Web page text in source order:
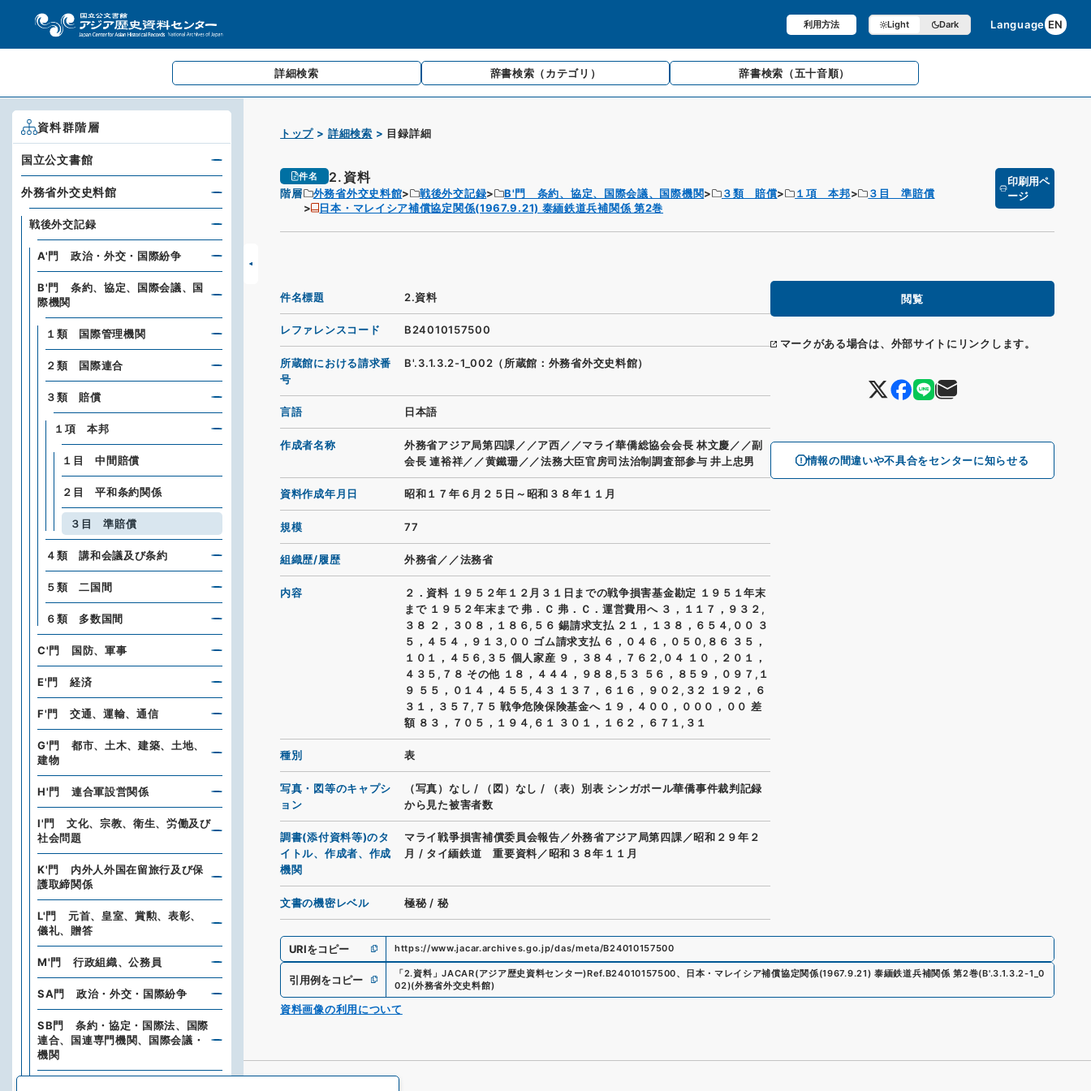
利用方法 Light Dark Language EN
詳細検索 辞書検索 （カテゴリ） 辞書検索 （五十音順）
トップ 詳細検索 目録詳細
件名 2.資料
階層 外務省外交史料館 戦後外交記録 B'門 条約、協定、国際会議、国際機関 ３類 賠償 １項 本邦
３目 準賠償
日本・マレイシア補償協定関係(1967.9.21) 泰緬鉄道兵補関係 第2巻
印刷用ペ
ージ
閲覧
マークがある場合は、外部サイトにリンクします。
情報の間違いや不具合をセンターに知らせる
件名標題 2.資料
レファレンスコード B24010157500
所蔵館における請求番
号
B'.3.1.3.2-1_002（所蔵館：外務省外交史料館）
言語 日本語
作成者名称
外務省アジア局第四課／／ア西／／マライ華僑総協会会長 林文慶／／副
会長 連裕祥／／黄鐵珊／／法務大臣官房司法治制調査部参与 井上忠男
資料作成年月日 昭和１７年６月２５日～昭和３８年１１月
規模 77
組織歴/履歴 外務省／／法務省
内容
２．資料 １９５２年１２月３１日までの戦争損害基金勘定 １９５１年末
まで １９５２年末まで 弗．Ｃ 弗．Ｃ．運営費用へ ３，１１７，９３２,
３８ ２，３０８，１８６,５６ 錫請求支払 ２１，１３８，６５４,００ ３
５，４５４，９１３,００ ゴム請求支払 ６，０４６，０５０,８６ ３５，
１０１，４５６,３５ 個人家産 ９，３８４，７６２,０４ １０，２０１，
４３５,７８ その他 １８，４４４，９８８,５３ ５６，８５９，０９７,１
９ ５５，０１４，４５５,４３ １３７，６１６，９０２,３２ １９２，６
３１，３５７,７５ 戦争危険保険基金へ １９，４００，０００，００ 差
額 ８３，７０５，１９４,６１ ３０１，１６２，６７１,３１
種別 表
写真・図等のキャプシ
ョン
（写真）なし / （図）なし /
（表）別表 シンガポール華僑事件裁判記録
から見た被害者数
調書(添付資料等)のタ
イトル、作成者、作成
機関
マライ戦爭損害補償委員会報告／外務省アジア局第四課／昭和２９年２
月 / タイ緬鉄道 重要資料／昭和３８年１１月
文書の機密レベル 極秘 / 秘
URIをコピー https://www.jacar.archives.go.jp/das/meta/B24010157500
引用例をコピー 「2.資料 」JACAR(アジア歴史資料センター)Ref.B24010157500、 日本・マレイシア補償協定関係(1967.9.21) 泰緬鉄道兵補関係 第2巻(B'.3.1.3.2-1_0
02)(外務省外交史料館)
資料画像の利用について
資料群階層
国立公文書館
外務省外交史料館
戦後外交記録
A'門 政治・外交・国際紛争
B'門 条約、協定、国際会議、国
際機関
１類 国際管理機関
２類 国際連合
３類 賠償
１項 本邦
１目 中間賠償
２目 平和条約関係
３目 準賠償
４類 講和会議及び条約
５類 二国間
６類 多数国間
C'門 国防、軍事
E'門 経済
F'門 交通、運輸、通信
G'門 都市、土木、建築、土地、
建物
H'門 連合軍設営関係
I'門 文化、宗教、衛生、労働及び
社会問題
K'門 内外人外国在留旅行及び保
護取締関係
L'門 元首、皇室、賞勲、表彰、
儀礼、贈答
M'門 行政組織、公務員
SA門 政治・外交・国際紛争
SB門 条約・協定・国際法、国際
連合、国連専門機関、国際会議・
機関